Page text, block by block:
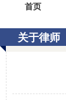
首页
关于律师